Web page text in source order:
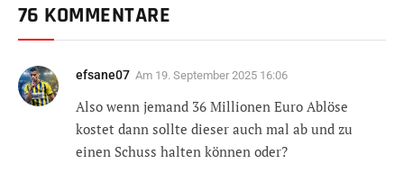
76 KOMMENTARE
efsane07 Am 19. September 2025 16:06
Also wenn jemand 36 Millionen Euro Ablöse
kostet dann sollte dieser auch mal ab und zu
einen Schuss halten können oder?